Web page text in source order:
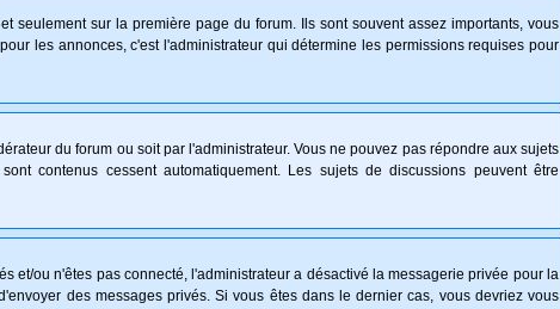
seulement sur la première page du forum. Ils sont souvent assez importants, vous
les annonces, c'est l'administrateur qui détermine les permissions requises pour
du forum ou soit par l'administrateur. Vous ne pouvez pas répondre aux sujets
contenus cessent automatiquement. Les sujets de discussions peuvent être
et/ou n'êtes pas connecté, l'administrateur a désactivé la messagerie privée pour la
des messages privés. Si vous êtes dans le dernier cas, vous devriez vous